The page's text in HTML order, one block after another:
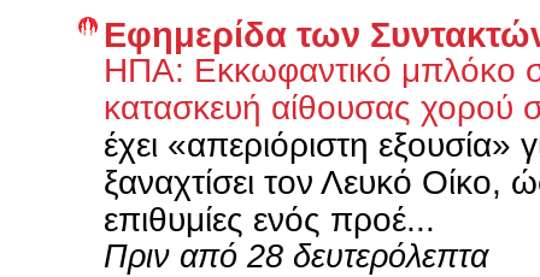
Εφημερίδα των
ΗΠΑ: Εκκωφαντικό μπλόκο
κατασκευή αίθουσας χορού
έχει «απεριόριστη εξουσία»
ξαναχτίσει τον Λευκό Οίκο,
επιθυμίες ενός προέ...
Πριν από 28 δευτερόλεπτα